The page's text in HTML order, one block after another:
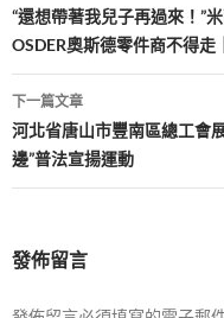
章
導
覽
“還想帶著我兒子再過來！”
OSDER奧斯德零件商不得走
下一篇文章
河北省唐山市豐南區總工會
邊”普法宣揚運動
發佈留言